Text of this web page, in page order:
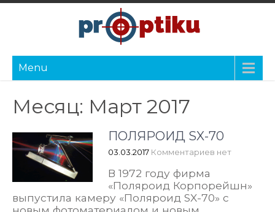
Menu
Месяц: Март 2017
ПОЛЯРОИД SX-70
03.03.2017 Комментариев нет
В 1972 году фирма
«Поляроид Корпорейшн»
выпустила камеру «Поляроид SX-70» с